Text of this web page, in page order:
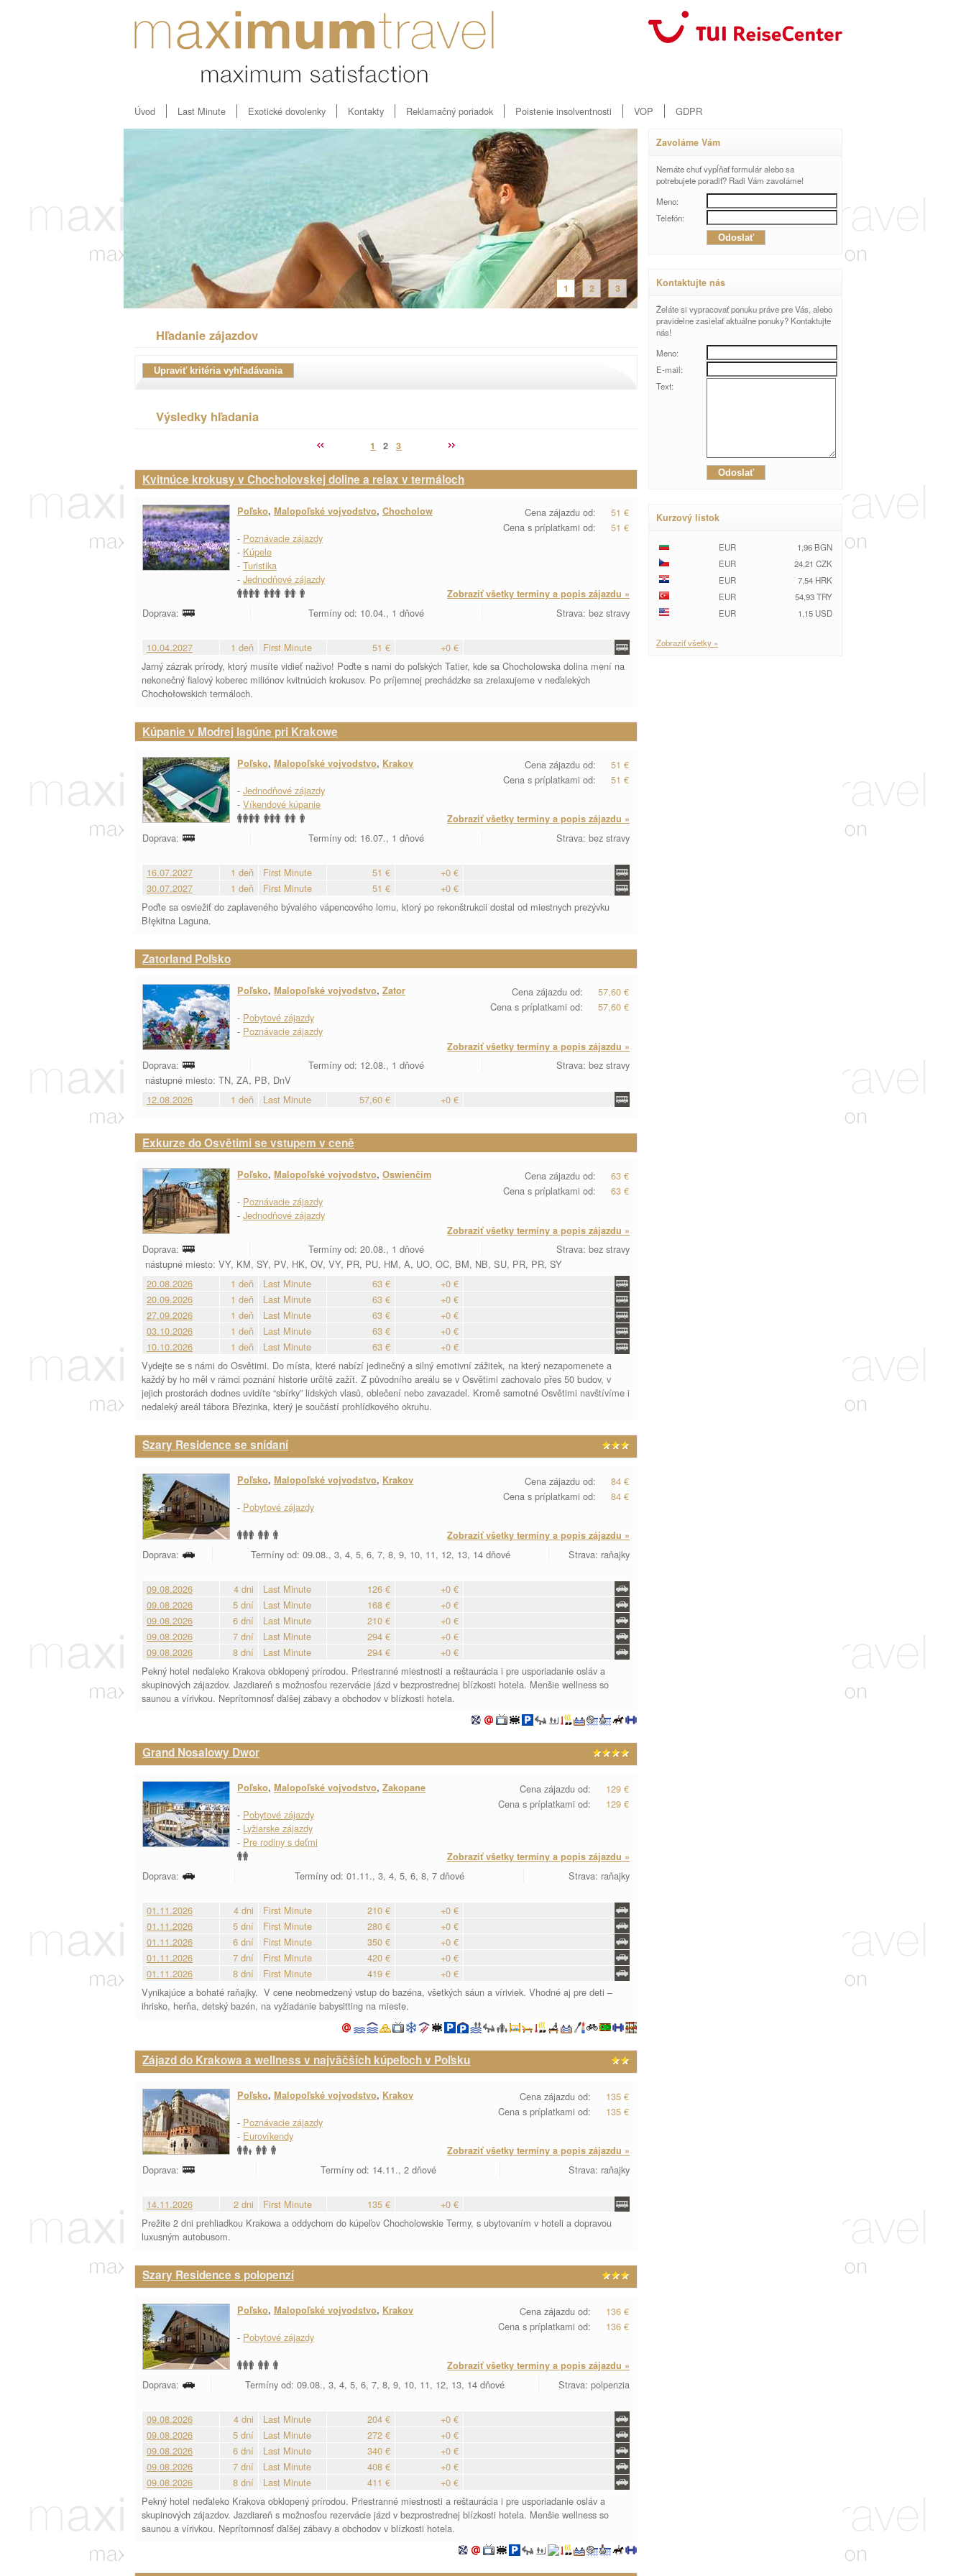
Úvod Last Minute Exotické dovolenky Kontakty Reklamačný poriadok Poistenie insolventnosti VOP GDPR
1 2 3
Hľadanie zájazdov
Výsledky hľadania
1 2 3
Kvitnúce krokusy v Chocholovskej doline a relax v termáloch
Cena zájazdu od:
51 €
Cena s príplatkami od:
51 €
Poľsko, Malopoľské vojvodstvo, Chocholow
- Poznávacie zájazdy
- Kúpele
- Turistika
- Jednodňové zájazdy
Zobraziť všetky termíny a popis zájazdu »
Doprava: Termíny od: 10.04., 1 dňové Strava: bez stravy
10.04.2027 1 deň First Minute 51 €
+0 €
Jarný zázrak prírody, ktorý musíte vidieť naživo! Poďte s nami do poľských Tatier, kde sa Chocholowska dolina mení na
nekonečný fialový koberec miliónov kvitnúcich krokusov. Po príjemnej prechádzke sa zrelaxujeme v neďalekých
Chochołowskich termáloch.
Kúpanie v Modrej lagúne pri Krakowe
Cena zájazdu od:
51 €
Cena s príplatkami od:
51 €
Poľsko, Malopoľské vojvodstvo, Krakov
- Jednodňové zájazdy
- Víkendové kúpanie
Zobraziť všetky termíny a popis zájazdu »
Doprava: Termíny od: 16.07., 1 dňové Strava: bez stravy
16.07.2027 1 deň First Minute 51 €
+0 €
30.07.2027
1 deň First Minute 51 €
+0 €
Poďte sa osviežiť do zaplaveného bývalého vápencového lomu, ktorý po rekonštrukcii dostal od miestnych prezývku
Błękitna Laguna.
Zatorland Poľsko
Cena zájazdu od:
57,60 €
Cena s príplatkami od:
57,60 €
Poľsko, Malopoľské vojvodstvo, Zator
- Pobytové zájazdy
- Poznávacie zájazdy
Zobraziť všetky termíny a popis zájazdu »
Doprava: Termíny od: 12.08., 1 dňové
Strava: bez stravy
nástupné miesto: TN, ZA, PB, DnV
12.08.2026
1 deň Last Minute 57,60 € +0 €
Exkurze do Osvětimi se vstupem v ceně
Cena zájazdu od:
63 €
Cena s príplatkami od:
63 €
Poľsko, Malopoľské vojvodstvo, Oswienčim
- Poznávacie zájazdy
- Jednodňové zájazdy
Zobraziť všetky termíny a popis zájazdu »
Doprava: Termíny od: 20.08., 1 dňové
Strava: bez stravy
nástupné miesto: VY, KM, SY, PV, HK, OV, VY, PR, PU, HM, A, UO, OC, BM, NB, SU, PR, PR, SY
20.08.2026
1 deň Last Minute 63 €
+0 €
20.09.2026
1 deň Last Minute 63 €
+0 €
27.09.2026
1 deň Last Minute 63 €
+0 €
03.10.2026
1 deň Last Minute 63 €
+0 €
10.10.2026
1 deň Last Minute 63 €
+0 €
Vydejte se s námi do Osvětimi. Do místa, které nabízí jedinečný a silný emotivní zážitek, na který nezapomenete a
každý by ho měl v rámci poznání historie určitě zažít. Z původního areálu se v Osvětimi zachovalo přes 50 budov, v
jejich prostorách dodnes uvidíte “sbírky” lidských vlasů, oblečení nebo zavazadel. Kromě samotné Osvětimi navštívíme i
nedaleký areál tábora Březinka, který je součástí prohlídkového okruhu.
Szary Residence se snídaní
Cena zájazdu od:
84 €
Cena s príplatkami od:
84 €
Poľsko, Malopoľské vojvodstvo, Krakov
- Pobytové zájazdy
Zobraziť všetky termíny a popis zájazdu »
Doprava: Termíny od: 09.08., 3, 4, 5, 6, 7, 8, 9, 10, 11, 12, 13, 14 dňové Strava: raňajky
09.08.2026 4 dni Last Minute 126 €
+0 €
09.08.2026
5 dní Last Minute 168 €
+0 €
09.08.2026
6 dní Last Minute 210 €
+0 €
09.08.2026
7 dní Last Minute 294 €
+0 €
09.08.2026
8 dní Last Minute 294 €
+0 €
Pekný hotel neďaleko Krakova obklopený prírodou. Priestranné miestnosti a reštaurácia i pre usporiadanie osláv a
skupinových zájazdov. Jazdiareň s možnosťou rezervácie jázd v bezprostrednej blízkosti hotela. Menšie wellness so
saunou a vírivkou. Neprítomnosť ďalšej zábavy a obchodov v blízkosti hotela.
Grand Nosalowy Dwor
Cena zájazdu od:
129 €
Cena s príplatkami od:
129 €
Poľsko, Malopoľské vojvodstvo, Zakopane
- Pobytové zájazdy
- Lyžiarske zájazdy
- Pre rodiny s deťmi
Zobraziť všetky termíny a popis zájazdu »
Doprava: Termíny od: 01.11., 3, 4, 5, 6, 8, 7 dňové Strava: raňajky
01.11.2026 4 dni First Minute 210 €
+0 €
01.11.2026
5 dní First Minute 280 €
+0 €
01.11.2026
6 dní First Minute 350 €
+0 €
01.11.2026
7 dní First Minute 420 €
+0 €
01.11.2026
8 dní First Minute 419 €
+0 €
Vynikajúce a bohaté raňajky. V cene neobmedzený vstup do bazéna, všetkých sáun a víriviek. Vhodné aj pre deti –
ihrisko, herňa, detský bazén, na vyžiadanie babysitting na mieste.
Zájazd do Krakowa a wellness v najväčších kúpeľoch v Poľsku
Cena zájazdu od:
135 €
Cena s príplatkami od:
135 €
Poľsko, Malopoľské vojvodstvo, Krakov
- Poznávacie zájazdy
- Eurovíkendy
Zobraziť všetky termíny a popis zájazdu »
Doprava: Termíny od: 14.11., 2 dňové Strava: raňajky
14.11.2026 2 dni First Minute 135 €
+0 €
Prežite 2 dni prehliadkou Krakowa a oddychom do kúpeľov Chocholowskie Termy, s ubytovaním v hoteli a dopravou
luxusným autobusom.
Szary Residence s polopenzí
Cena zájazdu od:
136 €
Cena s príplatkami od:
136 €
Poľsko, Malopoľské vojvodstvo, Krakov
- Pobytové zájazdy
Zobraziť všetky termíny a popis zájazdu »
Doprava: Termíny od: 09.08., 3, 4, 5, 6, 7, 8, 9, 10, 11, 12, 13, 14 dňové Strava: polpenzia
09.08.2026 4 dni Last Minute 204 €
+0 €
09.08.2026
5 dní Last Minute 272 €
+0 €
09.08.2026
6 dní Last Minute 340 €
+0 €
09.08.2026
7 dní Last Minute 408 €
+0 €
09.08.2026
8 dní Last Minute 411 €
+0 €
Pekný hotel neďaleko Krakova obklopený prírodou. Priestranné miestnosti a reštaurácia i pre usporiadanie osláv a
skupinových zájazdov. Jazdiareň s možnosťou rezervácie jázd v bezprostrednej blízkosti hotela. Menšie wellness so
saunou a vírivkou. Neprítomnosť ďalšej zábavy a obchodov v blízkosti hotela.
Zavoláme Vám
Nemáte chuť vypĺňať formulár alebo sa
potrebujete poradiť? Radi Vám zavoláme!
Meno:
Telefón:
Kontaktujte nás
Želáte si vypracovať ponuku práve pre Vás, alebo
pravidelne zasielať aktuálne ponuky? Kontaktujte
nás!
Meno:
E-mail:
Text:
Kurzový lístok
EUR
1,96 BGN
EUR
24,21 CZK
EUR
7,54 HRK
EUR
54,93 TRY
EUR
1,15 USD
Zobraziť všetky »